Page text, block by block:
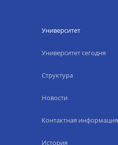
Университет
Университет сегодня
Структура
Новости
Контактная информация
История